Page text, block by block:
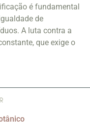
é fundamental
de
A luta contra a
que exige o